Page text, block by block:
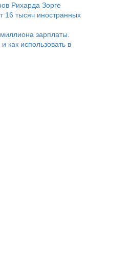
Рихарда Зорге
16 тысяч иностранных
зарплаты.
как использовать в